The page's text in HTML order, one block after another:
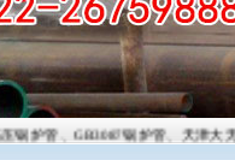
管、GB3087锅炉管、天津大